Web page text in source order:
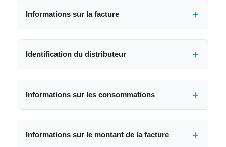
Informations sur la facture ＋
Identification du distributeur ＋
Informations sur les consommations ＋
Informations sur le montant de la facture ＋